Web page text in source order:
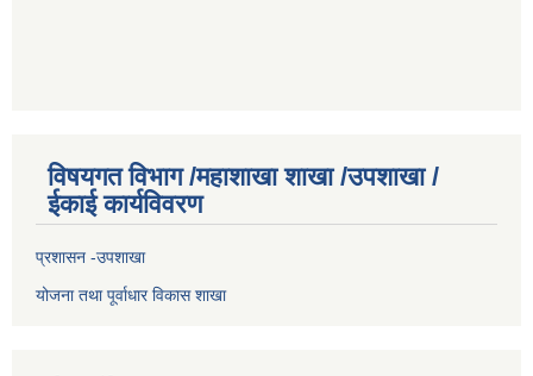
विषयगत विभाग /महाशाखा शाखा /उपशाखा /
ईकाई कार्यविवरण
प्रशासन -उपशाखा
योजना तथा पूर्वाधार विकास शाखा